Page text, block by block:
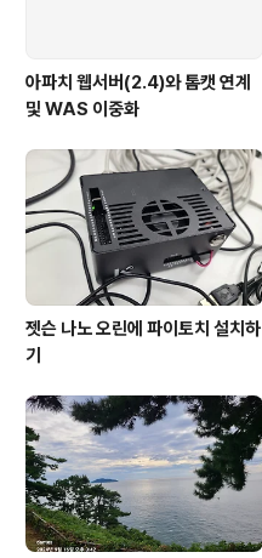
아파치 웹서버(2.4)와 톰캣 연계
및 WAS 이중화
젯슨 나노 오린에 파이토치 설치하
기